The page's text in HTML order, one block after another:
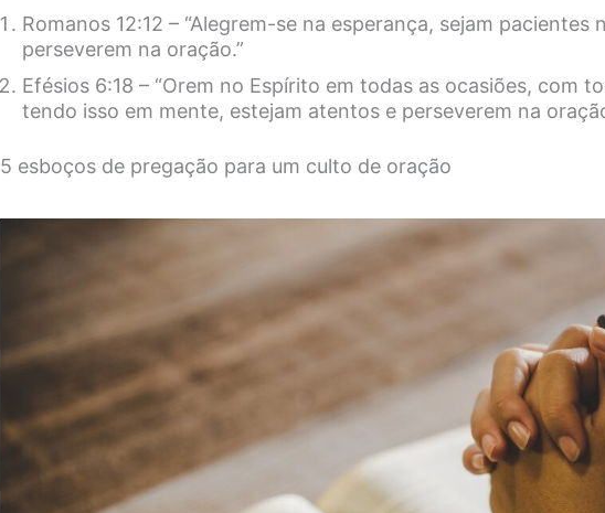
Romanos 12:12 – “Alegrem-se na esperança, sejam pacientes
perseverem na oração.”
Efésios 6:18 – “Orem no Espírito em todas as ocasiões, com
tendo isso em mente, estejam atentos e perseverem na
5 esboços de pregação para um culto de oração